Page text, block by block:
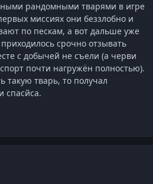
рандомными тварями в игре
миссиях они беззлобно и
по пескам, а вот дальше уже
срочно отзывать
с добычей не съели (а черви
почти нагружён полностью).
такую тварь, то получал
спасйса.